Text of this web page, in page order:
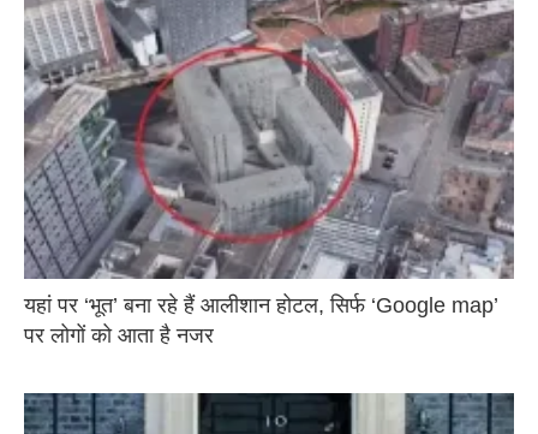
यहां पर ‘भूत’ बना रहे हैं आलीशान होटल, सिर्फ ‘Google map’
पर लोगों को आता है नजर